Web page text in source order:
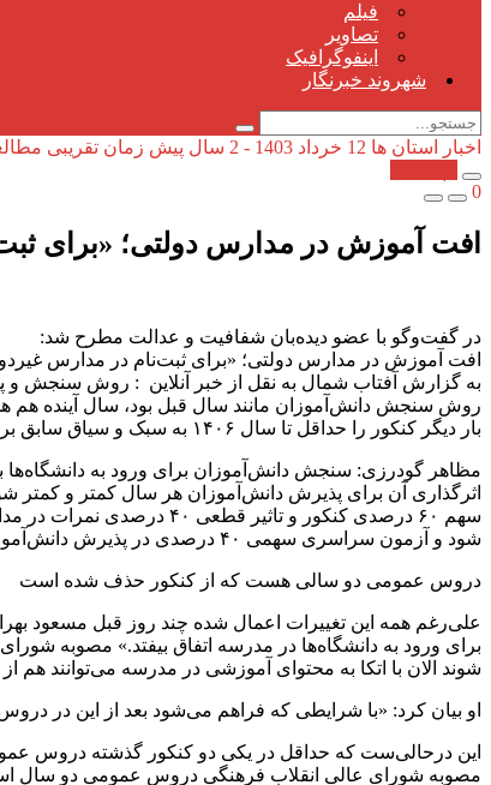
فیلم
تصاویر
اینفوگرافیک
شهروند خبرنگار
اخبار استان ها 12 خرداد 1403 - 2 سال پیش
زمان تقریبی مطالعه: 1
0
افت آموزش در مدارس دولتی؛ «برای
در گفت‌وگو با عضو دیده‌بان شفافیت و عدالت مطرح شد:
افت آموزش در مدارس دولتی؛ «برای ثبت‌نام در مدارس
به گزارش آفتاب شمال به نقل از خبر آنلاین : روش سنجش و
روش سنجش دانش‌آموزان مانند سال قبل بود، سال آینده
بار دیگر کنکور را حداقل تا سال ۱۴۰۶ به سبک و سیاق سابق برگرداند.
مظاهر گودرزی: سنجش دانش‌آموزان برای ورود به دانشگاه‌ها
اثرگذاری آن برای پذیرش دانش‌آموزان هر سال کمتر و کمتر
شود و آزمون سراسری سهمی ۴۰ درصدی در پذیرش دانش‌آموزان داشته باشد. ضمن این‌که دیگر از آزمون دروس عمومی در کنکور خبری نیست و تاثیرگذاری آن‌ها در همان معدل امتحانات نهایی است.
دروس عمومی دو سالی هست که از کنکور حذف شده است
علی‌رغم همه این تغییرات اعمال شده چند روز قبل مسعود
برای ورود به دانشگاه‌ها در مدرسه اتفاق بیفتد.» مصوبه
شوند الان با اتکا به محتوای آموزشی در مدرسه می‌توانند هم
او بیان کرد: «با شرایطی که فراهم می‌شود بعد از این در
این درحالی‌ست که حداقل در یکی دو کنکور گذشته دروس
مصوبه شورای عالی انقلاب فرهنگی دروس عمومی دو سال